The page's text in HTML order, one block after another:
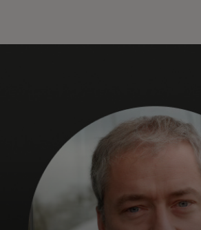
Pour le monde
Pour les innovateurs
Actualités et tendances